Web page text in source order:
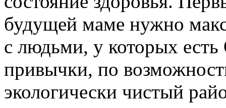
будущей маме нужно
с людьми, у которых
привычки, по
экологически чистый